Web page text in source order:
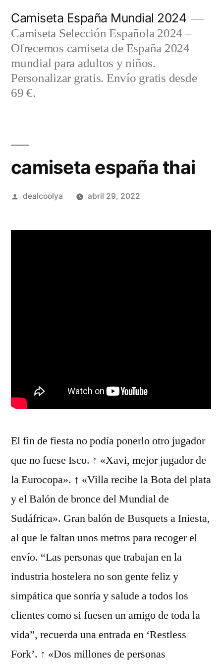
contenido
Camiseta España Mundial 2024
Camiseta Selección Española 2024 –
Ofrecemos camiseta de España 2024
mundial para adultos y niños.
Personalizar gratis. Envío gratis desde
69 €.
camiseta españa thai
Publicado
dealcoolya abril 29, 2022
El fin de fiesta no podía ponerlo otro jugador
que no fuese Isco. ↑ «Xavi, mejor jugador de
la Eurocopa». ↑ «Villa recibe la Bota del plata
y el Balón de bronce del Mundial de
Sudáfrica». Gran balón de Busquets a Iniesta,
al que le faltan unos metros para recoger el
envío. “Las personas que trabajan en la
industria hostelera no son gente feliz y
simpática que sonría y salude a todos los
clientes como si fuesen un amigo de toda la
vida”, recuerda una entrada en ‘Restless
Fork’. ↑ «Dos millones de personas